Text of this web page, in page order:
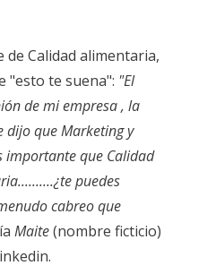
de Calidad alimentaria,
"esto te suena": "El
de mi empresa , la
dijo que Marketing y
importante que Calidad
puedes
cabreo que
Maite(nombre ficticio)